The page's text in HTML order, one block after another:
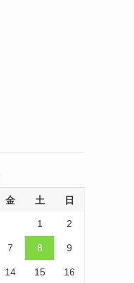
金 土 日
1 2
7 8 9
14 15 16